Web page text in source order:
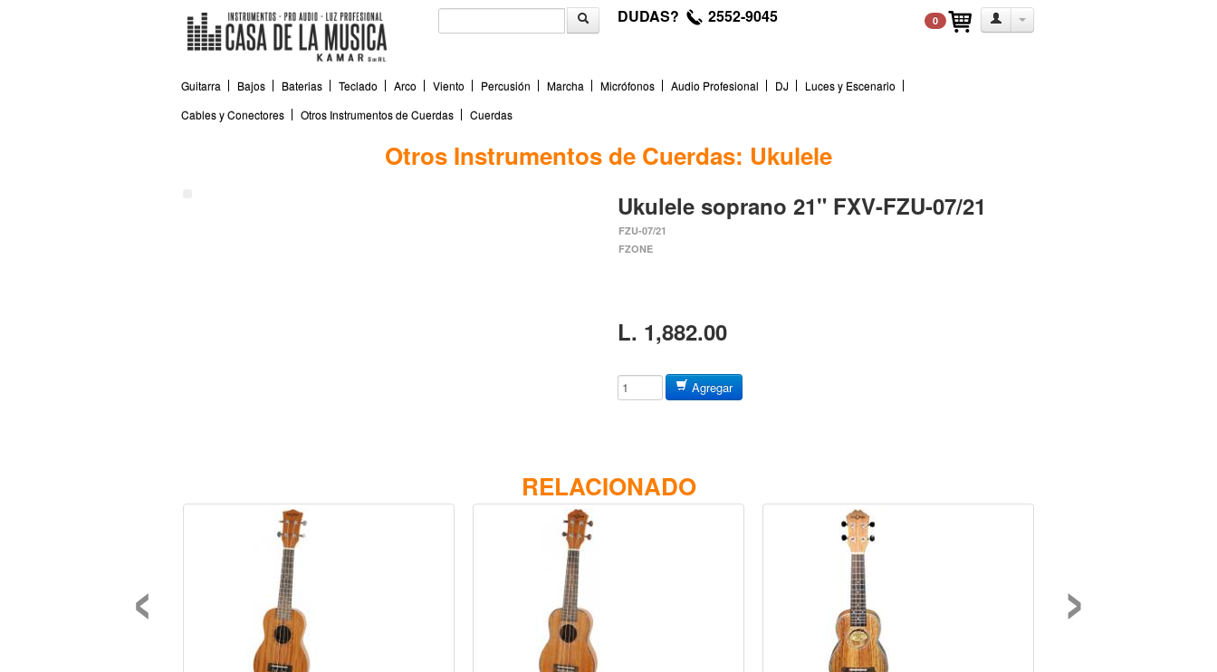
DUDAS? 2552-9045 0
Guitarra Bajos Baterias Teclado Arco Viento Percusión Marcha Micrófonos Audio Profesional DJ
Luces y Escenario
Cables y Conectores
Otros Instrumentos de Cuerdas Cuerdas
Otros Instrumentos de Cuerdas: Ukulele
Ukulele soprano 21" FXV-FZU-07/21
FZU-07/21
FZONE
L. 1,882.00
Agregar
RELACIONADO
‹ ›